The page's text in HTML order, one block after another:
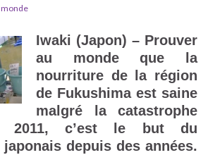
Iwaki (Japon) – Prouver
au monde que la
nourriture de la région
de Fukushima est saine
malgré la catastrophe
2011, c’est le but du
depuis des années.